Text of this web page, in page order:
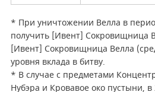
* При уничтожении Велла в
получить [Ивент] Сокровищница
[Ивент] Сокровищница Велла
уровня вклада в битву.
* В случае с предметами
Нубэра и Кровавое око пустыни, в